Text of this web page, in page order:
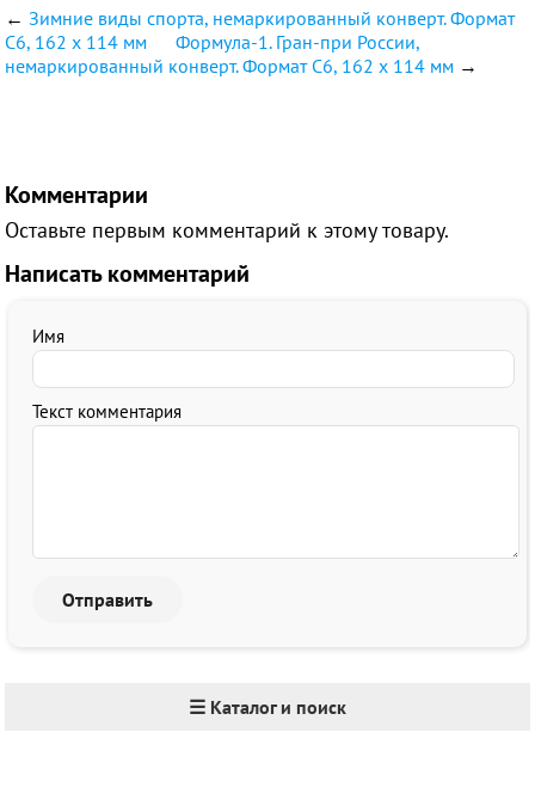
←Зимние виды спорта, немаркированный конверт. Формат
С6, 162 х 114 мм
Формула-1. Гран-при России,
немаркированный конверт. Формат С6, 162 х 114 мм →
Комментарии
Оставьте первым комментарий к этому товару.
Написать комментарий
Имя
Текст комментария
☰ Каталог и поиск